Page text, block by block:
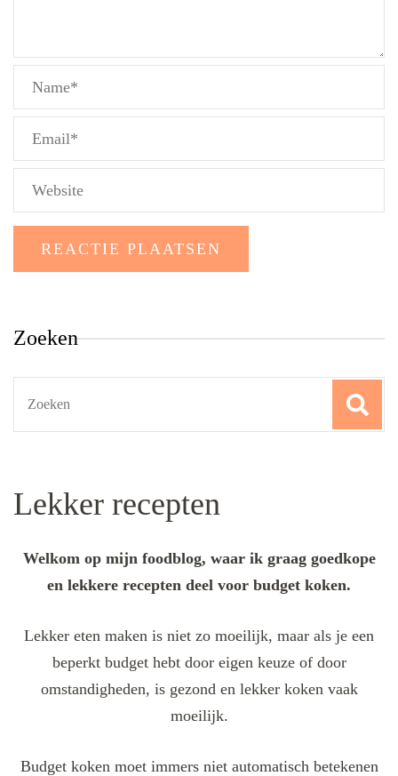
Zoeken
Lekker recepten
Welkom op mijn foodblog, waar ik graag goedkope
en lekkere recepten deel voor budget koken.
Lekker eten maken is niet zo moeilijk, maar als je een
beperkt budget hebt door eigen keuze of door
omstandigheden, is gezond en lekker koken vaak
moeilijk.
Budget koken moet immers niet automatisch betekenen